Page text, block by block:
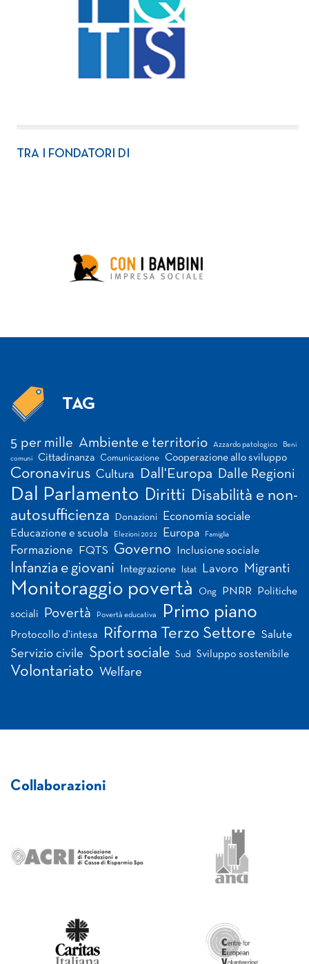
TRA I FONDATORI DI
TAG
5 per mille Ambiente e territorio Azzardo patologico Beni
comuni Cittadinanza Comunicazione Cooperazione allo sviluppo
Coronavirus Cultura Dall'Europa Dalle Regioni
Dal Parlamento Diritti Disabilità e non-
autosufficienza
Donazioni Economia sociale
Educazione e scuola Elezioni 2022 Europa Famiglia
Formazione FQTS Governo Inclusione sociale
Infanzia e giovani Integrazione Istat Lavoro Migranti
Monitoraggio povertà Ong PNRR Politiche
sociali Povertà Povertà educativa Primo piano
Protocollo d'intesa Riforma Terzo Settore Salute
Servizio civile Sport sociale Sud Sviluppo sostenibile
Volontariato Welfare
Collaborazioni